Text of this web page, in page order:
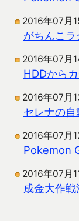
2016年07月
がちんこ
2016年07月
HDDから
2016年07月
セレナの自
2016年07月
Pokemon
2016年07月
成金大作